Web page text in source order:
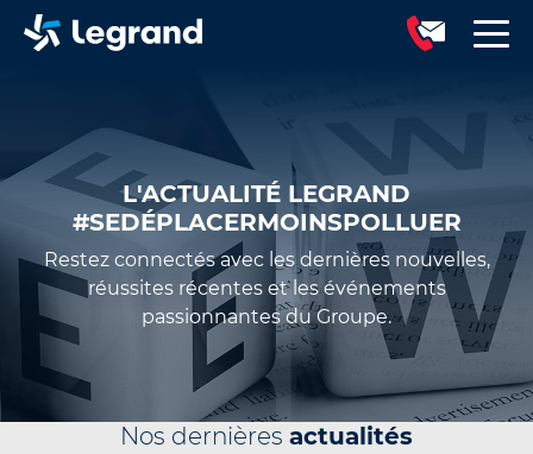
L'ACTUALITÉ LEGRAND
#SEDÉPLACERMOINSPOLLUER
Restez connectés avec les dernières nouvelles,
réussites récentes et les événements
passionnantes du Groupe.
Nos dernières actualités